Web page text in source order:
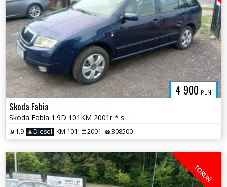
4 900 PLN
Skoda Fabia
Skoda Fabia 1.9D 101KM 2001r * sprawna klima el szyby radio * TORUŃ
1.9 Diesel KM 101 2001 308500
TORUŃ